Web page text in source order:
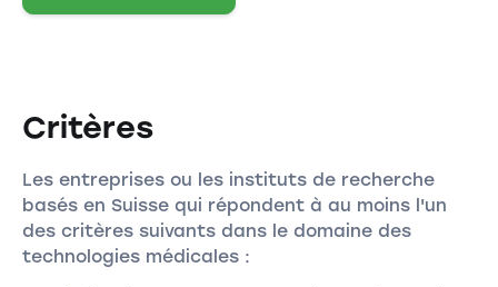
Critères
Les entreprises ou les instituts de recherche
basés en Suisse qui répondent à au moins l'un
des critères suivants dans le domaine des
technologies médicales :